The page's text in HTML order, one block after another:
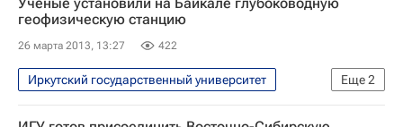
Уральский федеральный университет
Российская академия народного хозяйства
Весь мир
Европа
Северо-Кавказский ФО
геофизическую станцию
26 марта 2013, 13:27 422
Еще2
Иркутский государственный университет
Наука
Открытия - РИА Наука